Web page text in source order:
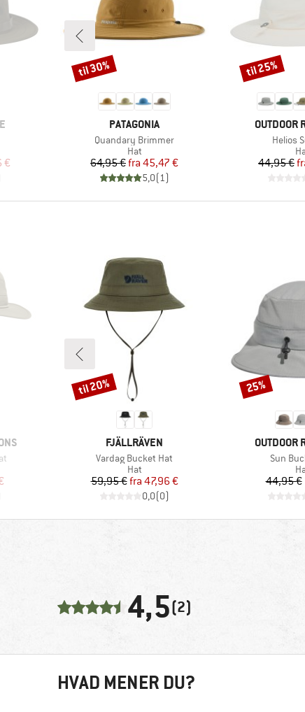
€
MÆRKE
PATAGONIA
Artikel
Quandary Brimmer
Produktgruppe
Hat
Pris
64,95 € Nedsat pris
fra 45,47 €
5,0(1)
Rabat
til 30%
MÆRKE
OUTDOOR
Artikel
Helios
44,95 €
Rabat
til 25%
MÆRKE
FJÄLLRÄVEN
Artikel
Vardag Bucket Hat
Produktgruppe
Hat
Pris
59,95 € Nedsat pris
fra 47,96 €
0,0(0)
Rabat
til 20%
MÆRKE
OUTDOOR
Artikel
Sun
44,95 €
Rabat
25%
4,5(2)
HVAD MENER DU?